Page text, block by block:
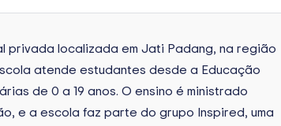
privada localizada em Jati Padang, na região
atende estudantes desde a Educação
de 0 a 19 anos. O ensino é ministrado
e a escola faz parte do grupo Inspired, uma